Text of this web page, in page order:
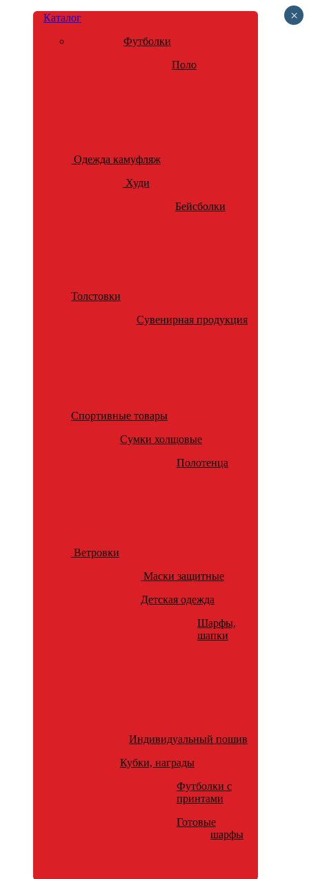
Каталог
Футболки
Поло
Одежда камуфляж
Худи
Бейсболки
Толстовки
Сувенирная продукция
Спортивные товары
Сумки холщовые
Полотенца
Ветровки
Маски защитные
Детская одежда
Шарфы,
шапки
Индивидуальный пошив
Кубки, награды
Футболки с
принтами
Готовые
шарфы
×